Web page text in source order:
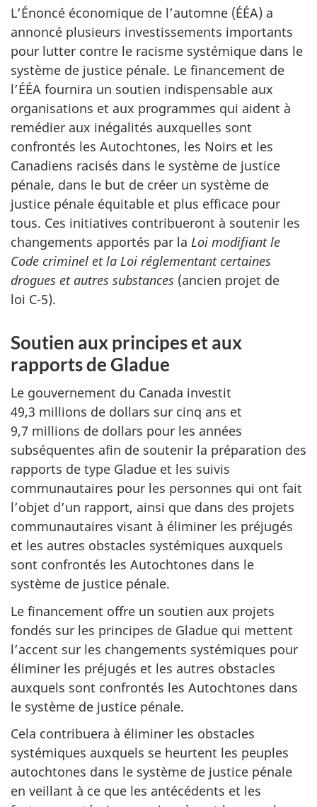
L’Énoncé économique de l’automne (ÉÉA) a
annoncé plusieurs investissements importants
pour lutter contre le racisme systémique dans le
système de justice pénale. Le financement de
l’ÉÉA fournira un soutien indispensable aux
organisations et aux programmes qui aident à
remédier aux inégalités auxquelles sont
confrontés les Autochtones, les Noirs et les
Canadiens racisés dans le système de justice
pénale, dans le but de créer un système de
justice pénale équitable et plus efficace pour
tous. Ces initiatives contribueront à soutenir les
changements apportés par la Loi modifiant le
Code criminel et la Loi réglementant certaines
drogues et autres substances (ancien projet de
loi C-5).
Soutien aux principes et aux
rapports deGladue
Le gouvernement du Canada investit
49,3 millions de dollars sur cinq ans et
9,7 millions de dollars pour les années
subséquentes afin de soutenir la préparation des
rapports de type Gladue et les suivis
communautaires pour les personnes qui ont fait
l’objet d’un rapport, ainsi que dans des projets
communautaires visant à éliminer les préjugés
et les autres obstacles systémiques auxquels
sont confrontés les Autochtones dans le
système de justice pénale.
Le financement offre un soutien aux projets
fondés sur les principes de Gladue qui mettent
l’accent sur les changements systémiques pour
éliminer les préjugés et les autres obstacles
auxquels sont confrontés les Autochtones dans
le système de justice pénale.
Cela contribuera à éliminer les obstacles
systémiques auxquels se heurtent les peuples
autochtones dans le système de justice pénale
en veillant à ce que les antécédents et les